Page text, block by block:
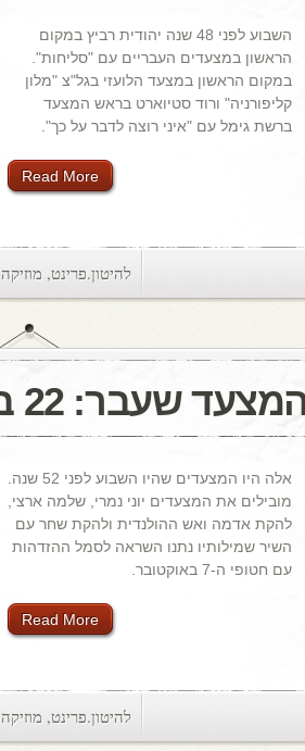
השבוע לפני 48 שנה יהודית רביץ במקום
הראשון במצעדים העבריים עם "סליחות".
במקום הראשון במצעד הלועזי בגל"צ "מלון
קליפורניה" ורוד סטיוארט בראש המצעד
ברשת גימל עם "איני רוצה לדבר על כך".
Read More
להיטון.פרינט, מוזיקה
שעבר: 22 ביוני, 1973
אלה היו המצעדים שהיו השבוע לפני 52 שנה.
מובילים את המצעדים יוני נמרי, שלמה ארצי,
להקת אדמה ואש ההולנדית ולהקת שחר עם
השיר שמילותיו נתנו השראה לסמל ההזדהות
עם חטופי ה-7 באוקטובר.
Read More
להיטון.פרינט, מוזיקה